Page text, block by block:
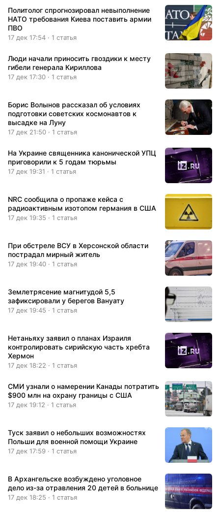
Политолог спрогнозировал невыполнение
НАТО требования Киева поставить армии
ПВО
17 дек 17:54 · 1 статья
Люди начали приносить гвоздики к месту
гибели генерала Кириллова
17 дек 17:30 · 1 статья
Борис Волынов рассказал об условиях
подготовки советских космонавтов к
высадке на Луну
17 дек 21:50 · 1 статья
На Украине священника канонической УПЦ
приговорили к 5 годам тюрьмы
17 дек 19:31 · 1 статья
NRC сообщила о пропаже кейса с
радиоактивным изотопом германия в США
17 дек 19:35 · 1 статья
При обстреле ВСУ в Херсонской области
пострадал мирный житель
17 дек 19:40 · 1 статья
Землетрясение магнитудой 5,5
зафиксировали у берегов Вануату
17 дек 19:45 · 1 статья
Нетаньяху заявил о планах Израиля
контролировать сирийскую часть хребта
Хермон
17 дек 18:22 · 1 статья
СМИ узнали о намерении Канады потратить
$900 млн на охрану границы с США
17 дек 19:12 · 1 статья
Туск заявил о небольших возможностях
Польши для военной помощи Украине
17 дек 17:59 · 1 статья
В Архангельске возбуждено уголовное
дело из-за отравления 20 детей в больнице
17 дек 18:25 · 1 статья